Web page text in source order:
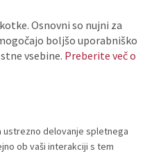
nosilnih vrečk
Osnovni so nujni za
boljšo uporabniško
vsebine. Preberite več o
ustrezno delovanje spletnega
ob vaši interakciji s tem